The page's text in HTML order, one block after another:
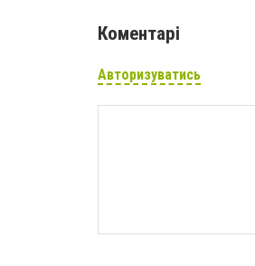
Коментарі
Авторизуватись